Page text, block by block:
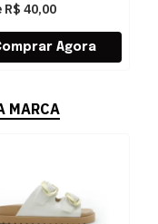
R$ 40,00
MARCA